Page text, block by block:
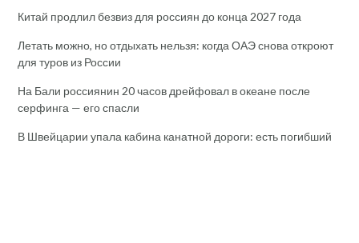
Китай продлил безвиз для россиян до конца 2027 года
Летать можно, но отдыхать нельзя: когда ОАЭ снова откроют
для туров из России
На Бали россиянин 20 часов дрейфовал в океане после
серфинга — его спасли
В Швейцарии упала кабина канатной дороги: есть погибший